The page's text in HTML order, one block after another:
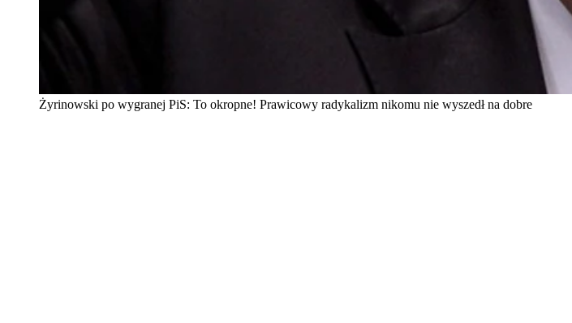
Żyrinowski po wygranej PiS: To okropne! Prawicowy radykalizm nikomu nie wyszedł na dobre